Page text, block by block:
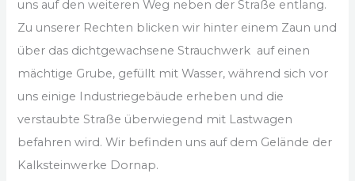
uns auf den weiteren Weg neben der Straße entlang.
Zu unserer Rechten blicken wir hinter einem Zaun und
über das dichtgewachsene Strauchwerk auf einen
mächtige Grube, gefüllt mit Wasser, während sich vor
uns einige Industriegebäude erheben und die
verstaubte Straße überwiegend mit Lastwagen
befahren wird. Wir befinden uns auf dem Gelände der
Kalksteinwerke Dornap.